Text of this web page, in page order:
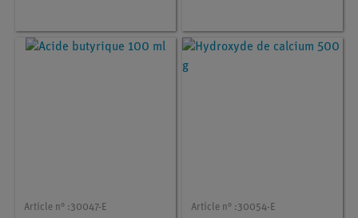
Article n° :30047-E Article n° :30054-E